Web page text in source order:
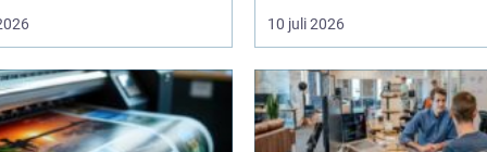
10 juli 2026